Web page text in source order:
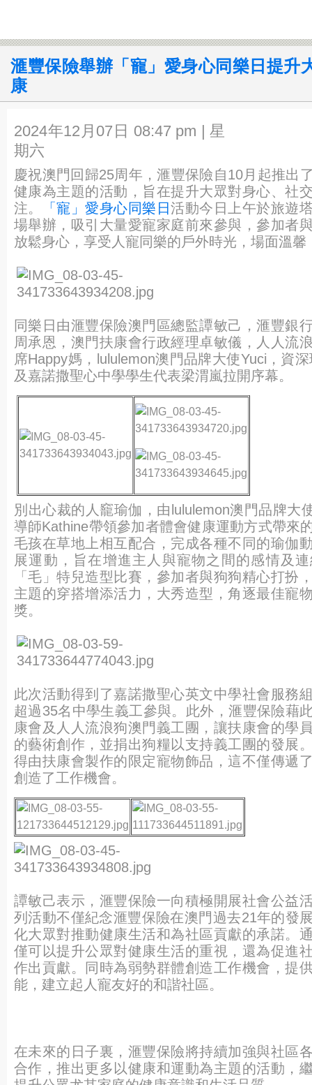
滙豐保險舉辦「寵」愛身心同樂日提升
康
2024年12月07日 08:47 pm | 星
期六
慶祝澳門回歸25周年，滙豐保險自10月起推出
健康為主題的活動，旨在提升大眾對身心、社
注。
「寵」愛身心同樂日活動今日上午於旅遊
場舉辦，吸引大量愛寵家庭前來參與，參加者
放鬆身心，享受人寵同樂的戶外時光，場面溫馨
同樂日由滙豐保險澳門區總監譚敏己，滙豐銀
周承恩，澳門扶康會行政經理卓敏儀，人人流
席Happy媽，lululemon澳門品牌大使Yuci，資
及嘉諾撒聖心中學學生代表梁渭嵐拉開序幕。
別出心裁的人竉瑜伽，由lululemon澳門品牌大
導師Kathine帶領參加者體會健康運動方式帶來
毛孩在草地上相互配合，完成各種不同的瑜伽
展運動，旨在增進主人與寵物之間的感情及
「毛」特兒造型比賽，參加者與狗狗精心打扮
主題的穿搭增添活力，大秀造型，角逐最佳寵
獎。
此次活動得到了嘉諾撒聖心英文中學社會服務
超過35名中學生義工參與。此外，滙豐保險藉
康會及人人流浪狗澳門義工團，讓扶康會的學
的藝術創作，並捐出狗糧以支持義工團的發展
得由扶康會製作的限定寵物飾品，這不僅傳遞
創造了工作機會。
譚敏己表示，滙豐保險一向積極開展社會公益
列活動不僅紀念滙豐保險在澳門過去21年的發
化大眾對推動健康生活和為社區貢獻的承諾。
僅可以提升公眾對健康生活的重視，還為促進
作出貢獻。同時為弱勢群體創造工作機會，提
能，建立起人寵友好的和諧社區。
在未來的日子裏，滙豐保險將持續加強與社區
合作，推出更多以健康和運動為主題的活動，